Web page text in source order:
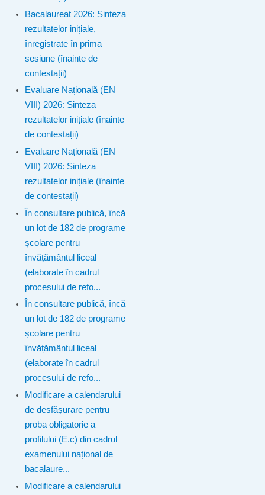
Bacalaureat 2026: Sinteza
rezultatelor inițiale,
înregistrate în prima
sesiune (înainte de
contestații)
Evaluare Națională (EN
VIII) 2026: Sinteza
rezultatelor inițiale (înainte
de contestații)
Evaluare Națională (EN
VIII) 2026: Sinteza
rezultatelor inițiale (înainte
de contestații)
În consultare publică, încă
un lot de 182 de programe
școlare pentru
învățământul liceal
(elaborate în cadrul
procesului de refo...
În consultare publică, încă
un lot de 182 de programe
școlare pentru
învățământul liceal
(elaborate în cadrul
procesului de refo...
Modificare a calendarului
de desfășurare pentru
proba obligatorie a
profilului (E.c) din cadrul
examenului național de
bacalaure...
Modificare a calendarului